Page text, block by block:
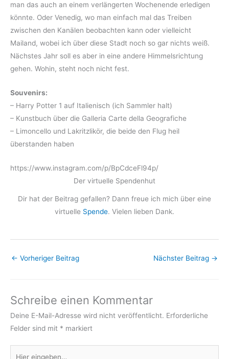
man das auch an einem verlängerten Wochenende erledigen
könnte. Oder Venedig, wo man einfach mal das Treiben
zwischen den Kanälen beobachten kann oder vielleicht
Mailand, wobei ich über diese Stadt noch so gar nichts weiß.
Nächstes Jahr soll es aber in eine andere Himmelsrichtung
gehen. Wohin, steht noch nicht fest.
Souvenirs:
– Harry Potter 1 auf Italienisch (ich Sammler halt)
– Kunstbuch über die Galleria Carte della Geografiche
– Limoncello und Lakritzlikör, die beide den Flug heil
überstanden haben
https://www.instagram.com/p/BpCdceFl94p/
Der virtuelle Spendenhut
Dir hat der Beitrag gefallen? Dann freue ich mich über eine
virtuelle Spende. Vielen lieben Dank.
← Vorheriger Beitrag Nächster Beitrag →
Schreibe einen Kommentar
Deine E-Mail-Adresse wird nicht veröffentlicht. Erforderliche
Felder sind mit * markiert